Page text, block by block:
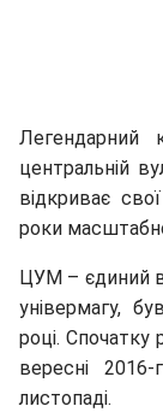
центральній
відкриває
роки
ЦУМ – єдиний
універмагу,
році.
вересні
листопаді.